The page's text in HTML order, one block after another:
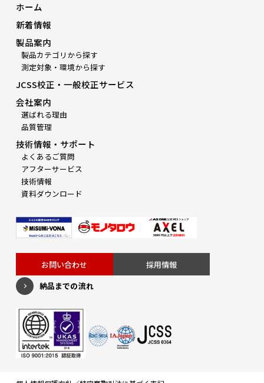
ホーム
新着情報
製品案内
製品カテゴリから探す
測定対象・環境から探す
JCSS校正・一般校正サービス
会社案内
選ばれる理由
品質管理
技術情報・サポート
よくあるご質問
アフターサービス
技術情報
資料ダウンロード
お問い合わせ
採用情報
納品までの流れ